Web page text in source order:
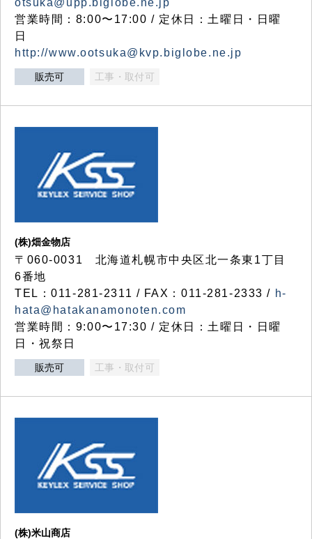
otsuka@upp.biglobe.ne.jp
営業時間：8:00〜17:00 / 定休日：土曜日・日曜
日
http://www.ootsuka@kvp.biglobe.ne.jp
販売可 工事・取付可
(株)畑金物店
〒060-0031 北海道札幌市中央区北一条東1丁目
6番地
TEL：011-281-2311 / FAX：011-281-2333 / h-
hata@hatakanamonoten.com
営業時間：9:00〜17:30 / 定休日：土曜日・日曜
日・祝祭日
販売可 工事・取付可
(株)米山商店